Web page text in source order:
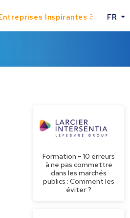
Inspirantes FR
Formation – 10 erreurs
à ne pas commettre
dans les marchés
publics : Comment les
éviter ?